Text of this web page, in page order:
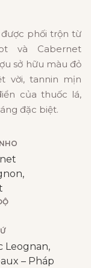
phối trộn từ
và Cabernet
sở hữu màu đỏ
vời, tannin mịn
của thuốc lá,
đặc biệt.
Leognan,
– Pháp